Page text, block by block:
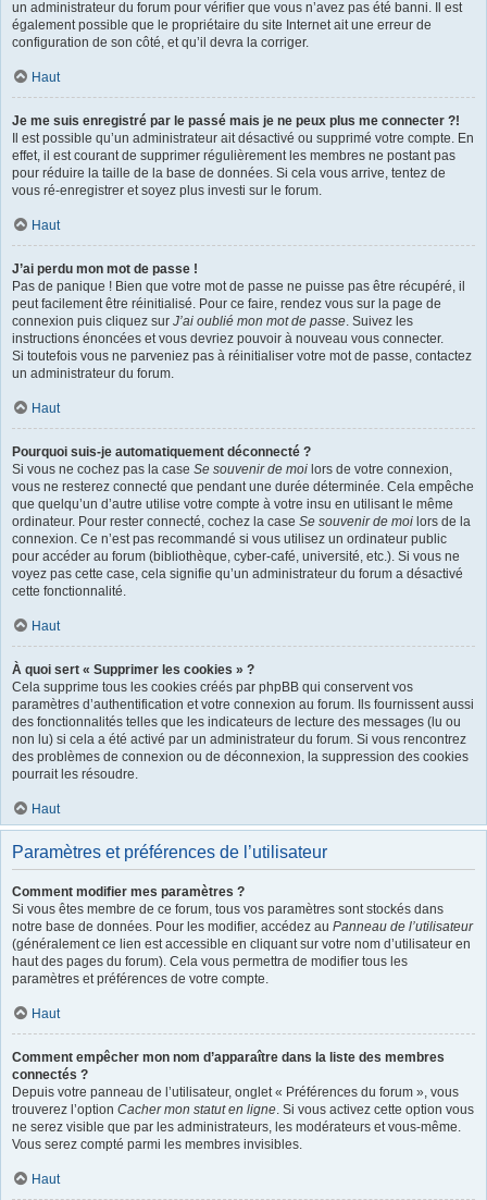
un administrateur du forum pour vérifier que vous n’avez pas été banni. Il est
également possible que le propriétaire du site Internet ait une erreur de
configuration de son côté, et qu’il devra la corriger.
Haut
Je me suis enregistré par le passé mais je ne peux plus me connecter ?!
Il est possible qu’un administrateur ait désactivé ou supprimé votre compte. En
effet, il est courant de supprimer régulièrement les membres ne postant pas
pour réduire la taille de la base de données. Si cela vous arrive, tentez de
vous ré-enregistrer et soyez plus investi sur le forum.
Haut
J’ai perdu mon mot de passe !
Pas de panique ! Bien que votre mot de passe ne puisse pas être récupéré, il
peut facilement être réinitialisé. Pour ce faire, rendez vous sur la page de
connexion puis cliquez sur J’ai oublié mon mot de passe. Suivez les
instructions énoncées et vous devriez pouvoir à nouveau vous connecter.
Si toutefois vous ne parveniez pas à réinitialiser votre mot de passe, contactez
un administrateur du forum.
Haut
Pourquoi suis-je automatiquement déconnecté ?
Si vous ne cochez pas la case Se souvenir de moi lors de votre connexion,
vous ne resterez connecté que pendant une durée déterminée. Cela empêche
que quelqu’un d’autre utilise votre compte à votre insu en utilisant le même
ordinateur. Pour rester connecté, cochez la case Se souvenir de moi lors de la
connexion. Ce n’est pas recommandé si vous utilisez un ordinateur public
pour accéder au forum (bibliothèque, cyber-café, université, etc.). Si vous ne
voyez pas cette case, cela signifie qu’un administrateur du forum a désactivé
cette fonctionnalité.
Haut
À quoi sert « Supprimer les cookies » ?
Cela supprime tous les cookies créés par phpBB qui conservent vos
paramètres d’authentification et votre connexion au forum. Ils fournissent aussi
des fonctionnalités telles que les indicateurs de lecture des messages (lu ou
non lu) si cela a été activé par un administrateur du forum. Si vous rencontrez
des problèmes de connexion ou de déconnexion, la suppression des cookies
pourrait les résoudre.
Haut
Paramètres et préférences de l’utilisateur
Comment modifier mes paramètres ?
Si vous êtes membre de ce forum, tous vos paramètres sont stockés dans
notre base de données. Pour les modifier, accédez au Panneau de l’utilisateur
(généralement ce lien est accessible en cliquant sur votre nom d’utilisateur en
haut des pages du forum). Cela vous permettra de modifier tous les
paramètres et préférences de votre compte.
Haut
Comment empêcher mon nom d’apparaître dans la liste des membres
connectés ?
Depuis votre panneau de l’utilisateur, onglet « Préférences du forum », vous
trouverez l’option Cacher mon statut en ligne. Si vous activez cette option vous
ne serez visible que par les administrateurs, les modérateurs et vous-même.
Vous serez compté parmi les membres invisibles.
Haut